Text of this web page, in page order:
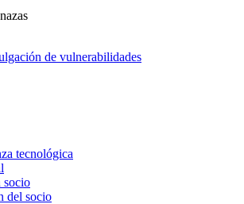
de vulnerabilidades
tecnológica
socio
del socio